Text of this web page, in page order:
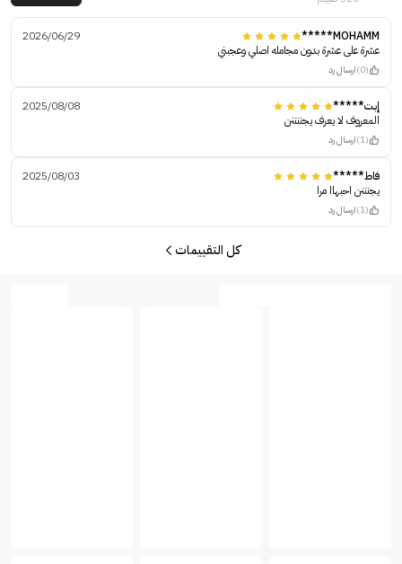
MOHAMM*****
2026/06/29
عشرة على عشرة بدون مجامله اصلي وعجبني
(0) ارسال رد
إبت*****
2025/08/08
المعروف لا يعرف يجننننن
(1) ارسال رد
فاط*****
2025/08/03
يجنننن احبهاا مرا
(1) ارسال رد
كل التقييمات